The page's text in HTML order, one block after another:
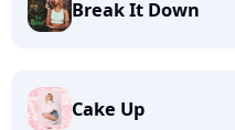
Break It Down
Cake Up